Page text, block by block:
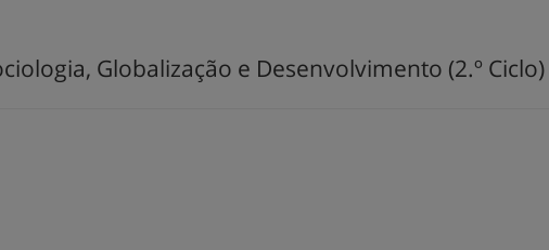
Globalização e Desenvolvimento (2.º Ciclo)